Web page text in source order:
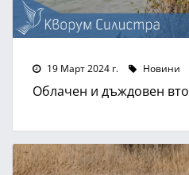
19 Март 2024 г. Новини
Облачен и дъждовен